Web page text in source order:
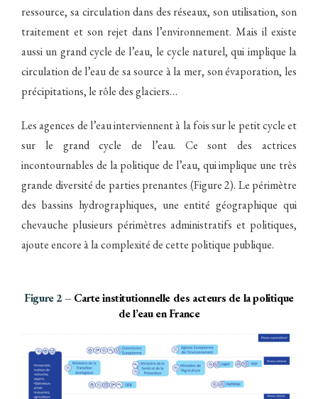
ressource, sa circulation dans des réseaux, son utilisation, son
traitement et son rejet dans l’environnement. Mais il existe
aussi un grand cycle de l’eau, le cycle naturel, qui implique la
circulation de l’eau de sa source à la mer, son évaporation, les
précipitations, le rôle des glaciers…
Les agences de l’eau interviennent à la fois sur le petit cycle et
sur le grand cycle de l’eau. Ce sont des actrices
incontournables de la politique de l’eau, qui implique une très
grande diversité de parties prenantes (Figure 2). Le périmètre
des bassins hydrographiques, une entité géographique qui
chevauche plusieurs périmètres administratifs et politiques,
ajoute encore à la complexité de cette politique publique.
Figure 2 –Carte institutionnelle des acteurs de la politique
de l’eau en France